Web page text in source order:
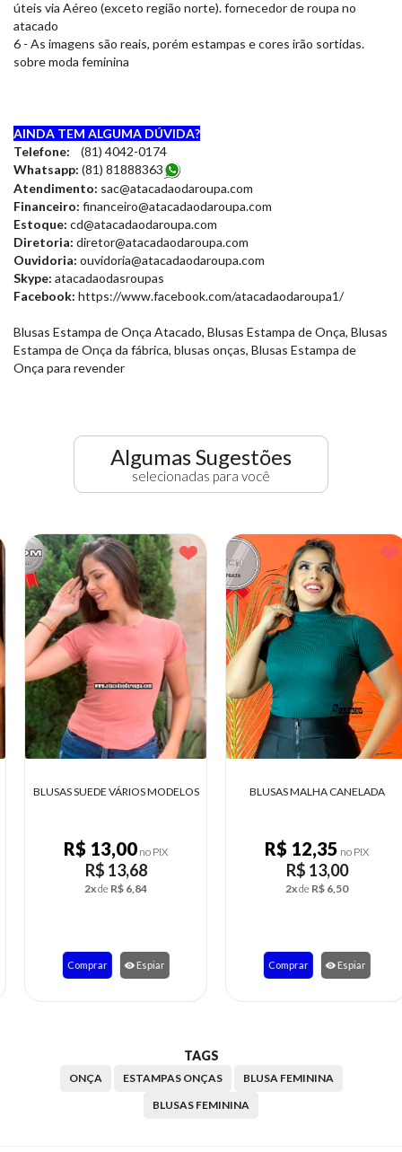
úteis via Aéreo (exceto região norte). fornecedor de roupa no
atacado
6 - As imagens são reais, porém estampas e cores irão sortidas.
sobre moda feminina
AINDA TEM ALGUMA DÚVIDA?
Telefone: (81) 4042-0174
Whatsapp: (81) 81888363
Atendimento: sac@atacadaodaroupa.com
Financeiro: financeiro@atacadaodaroupa.com
Estoque: cd@atacadaodaroupa.com
Diretoria: diretor@atacadaodaroupa.com
Ouvidoria: ouvidoria@atacadaodaroupa.com
Skype: atacadaodasroupas
Facebook: https://www.facebook.com/atacadaodaroupa1/
Blusas Estampa de Onça Atacado, Blusas Estampa de Onça, Blusas
Estampa de Onça da fábrica, blusas onças, Blusas Estampa de
Onça para revender
Algumas Sugestões
selecionadas para você
BLUSAS SUEDE VÁRIOS MODELOS
R$ 13,00no PIX
R$ 13,68
deR$ 6,84
Comprar Espiar
BLUSAS MALHA CANELADA
R$ 12,35no PIX
R$ 13,00
deR$ 6,50
Comprar Espiar
TAGS
ONÇA ESTAMPAS ONÇAS
BLUSA FEMININA
BLUSAS FEMININA